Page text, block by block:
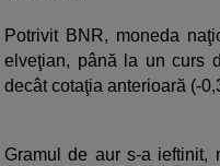
Potrivit BNR, moneda
elveţian, până la un curs
decât cotaţia anterioară (-
Gramul de aur s-a ieftinit,